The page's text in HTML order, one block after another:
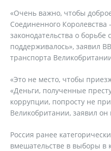
«Очень важно, чтобы
Соединенного Королевства
законодательства о
поддерживалось», заявил
транспорта
«Это не место, чтобы
«Деньги, полученные
коррупции, попросту не
Великобритании, заявил он
Россия ранее
вмешательстве в выборы в